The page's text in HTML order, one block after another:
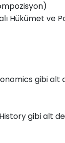
Hükümet ve
gibi alt
gibi alt